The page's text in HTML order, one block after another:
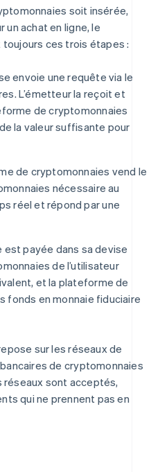
soit insérée,
un achat en ligne, le
ces trois étapes :
envoie une requête via le
L’émetteur la reçoit et
de cryptomonnaies
la valeur suffisante pour
de cryptomonnaies vend le
nécessaire au
réel et répond par une
est payée dans sa devise
de l’utilisateur
et la plateforme de
fonds en monnaie fiduciaire
sur les réseaux de
de cryptomonnaies
sont acceptés,
qui ne prennent pas en